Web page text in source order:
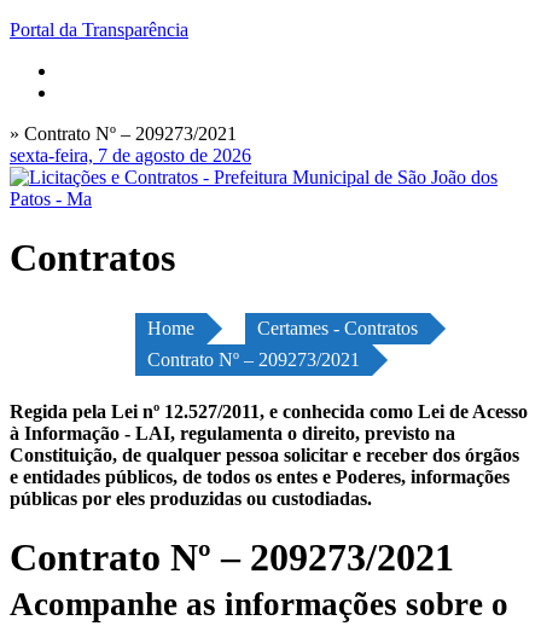
Portal da Transparência
» Contrato Nº – 209273/2021
sexta-feira, 7 de agosto de 2026
Contratos
Home
Certames - Contratos
Contrato Nº – 209273/2021
Regida pela Lei nº 12.527/2011, e conhecida como Lei de Acesso
à Informação - LAI, regulamenta o direito, previsto na
Constituição, de qualquer pessoa solicitar e receber dos órgãos
e entidades públicos, de todos os entes e Poderes, informações
públicas por eles produzidas ou custodiadas.
Contrato Nº – 209273/2021
Acompanhe as informações sobre o